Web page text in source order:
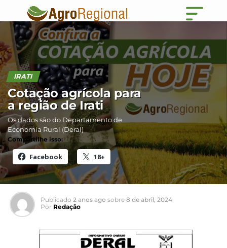
IRATI
Cotação agrícola para
a região de Irati
Os dados são do Departamento de
Economia Rural (Deral)
Compartilhe isso:
Facebook 18+
Publicado 2 anos ago sobre 8 de abril, 2024
Por Redação